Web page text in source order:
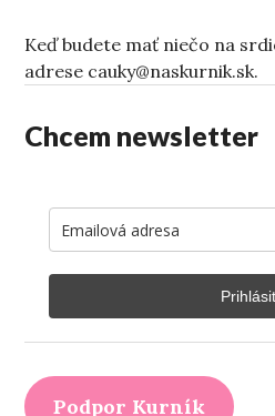
Keď budete mať niečo na
adrese cauky@naskurnik.sk.
Chcem newsletter
Podpor Kurník